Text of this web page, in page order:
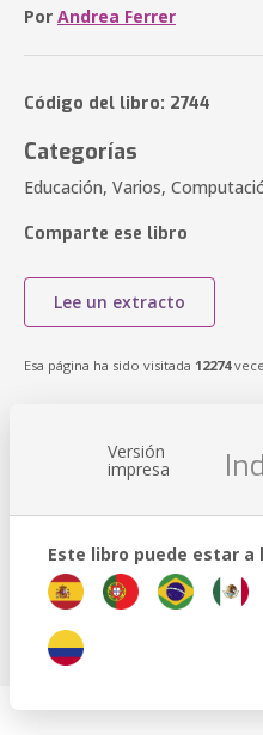
Por Andrea Ferrer
Código del libro: 2744
Categorías
Educación, Varios,
Comparte ese libro
Lee un extracto
Esa página ha sido visitada 12274
Versión
impresa
Este libro puede estar a